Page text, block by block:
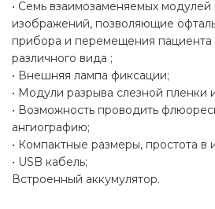
• Семь взаимозаменяемых модулей
изображений, позволяющие
прибора и перемещения пациента
различного вида ;
• Внешняя лампа фиксации;
• Модули разрыва слезной пленки
• Возможность проводить
ангиографию;
• Компактные размеры, простота в
• USB кабель;
Встроенный аккумулятор.